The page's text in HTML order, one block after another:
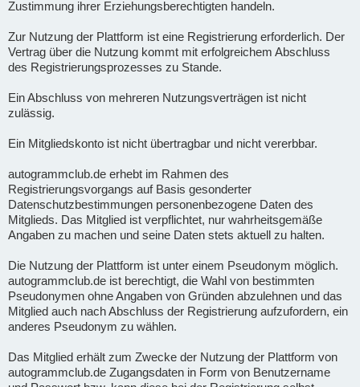
Zustimmung ihrer Erziehungsberechtigten handeln.
Zur Nutzung der Plattform ist eine Registrierung erforderlich. Der
Vertrag über die Nutzung kommt mit erfolgreichem Abschluss
des Registrierungsprozesses zu Stande.
Ein Abschluss von mehreren Nutzungsverträgen ist nicht
zulässig.
Ein Mitgliedskonto ist nicht übertragbar und nicht vererbbar.
autogrammclub.de erhebt im Rahmen des
Registrierungsvorgangs auf Basis gesonderter
Datenschutzbestimmungen personenbezogene Daten des
Mitglieds. Das Mitglied ist verpflichtet, nur wahrheitsgemäße
Angaben zu machen und seine Daten stets aktuell zu halten.
Die Nutzung der Plattform ist unter einem Pseudonym möglich.
autogrammclub.de ist berechtigt, die Wahl von bestimmten
Pseudonymen ohne Angaben von Gründen abzulehnen und das
Mitglied auch nach Abschluss der Registrierung aufzufordern, ein
anderes Pseudonym zu wählen.
Das Mitglied erhält zum Zwecke der Nutzung der Plattform von
autogrammclub.de Zugangsdaten in Form von Benutzername